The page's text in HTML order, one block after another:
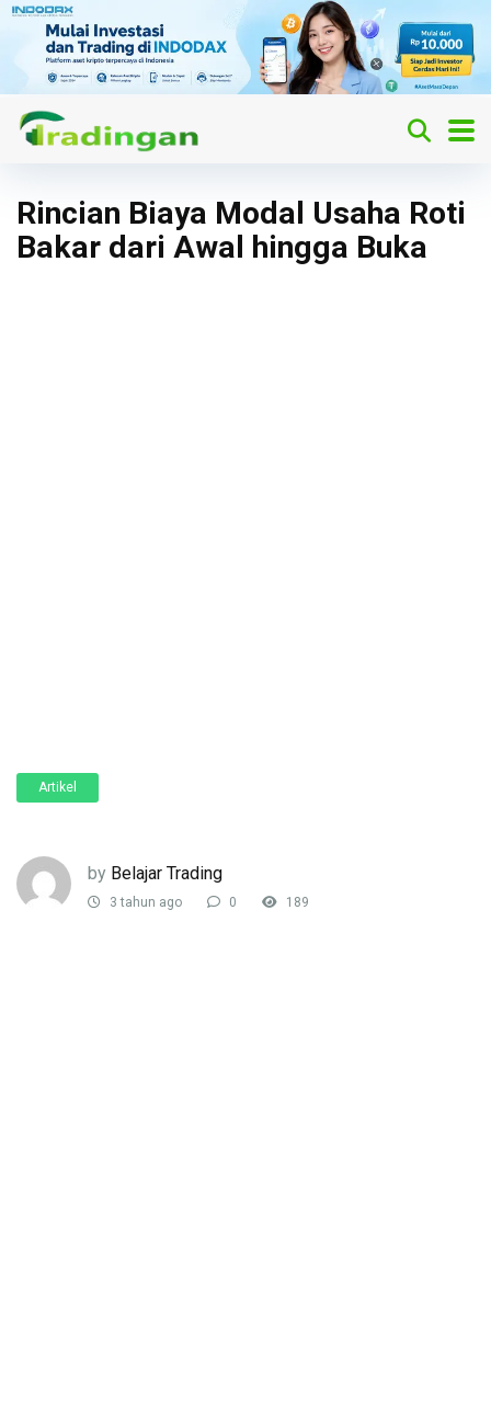
Rincian Biaya Modal Usaha Roti
Bakar dari Awal hingga Buka
Artikel
by Belajar Trading
3 tahun ago 0 189